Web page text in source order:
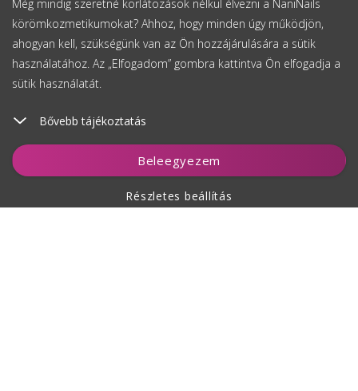
Még mindig szeretné korlátozások nélkül élvezni a NaniNails
körömkozmetikumokat? Ahhoz, hogy minden úgy működjön,
ahogyan kell, szükségünk van az Ön hozzájárulására a sütik
használatához. Az „Elfogadom” gombra kattintva Ön elfogadja a
sütik használatát.
Bővebb tájékoztatás
Beleegyezem
Részletes beállítás
Kosárhoz ad